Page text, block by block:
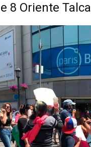
8 Oriente Talca